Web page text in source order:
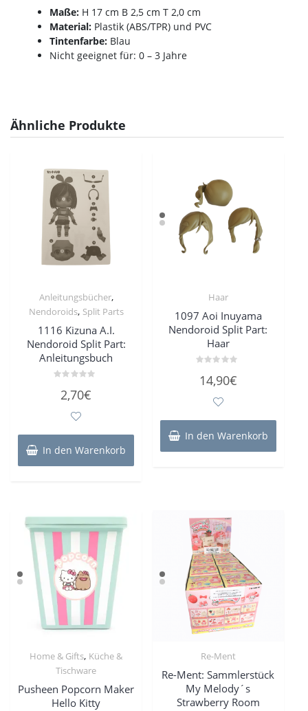
Maße: H 17 cm B 2,5 cm T 2,0 cm
Material: Plastik (ABS/TPR) und PVC
Tintenfarbe: Blau
Nicht geeignet für: 0 – 3 Jahre
Ähnliche Produkte
Anleitungsbücher,
Nendoroids, Split Parts
1116 Kizuna A.I.
Nendoroid Split Part:
Anleitungsbuch
mit2,70€
In den Warenkorb
Haar
1097 Aoi Inuyama
Nendoroid Split Part:
Haar
mit
14,90€
In den Warenkorb
Home & Gifts, Küche &
Tischware
Pusheen Popcorn Maker
Hello Kitty
Re-Ment
Re-Ment: Sammlerstück
My Melody´s
Strawberry Room